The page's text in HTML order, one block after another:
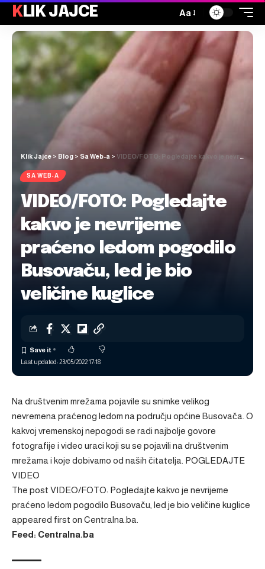
KLIK JAJCE Aa
Klik Jajce > Blog > Sa Web-a > VIDEO/FOTO: Pogledajte kakvo je nevrijeme praćeno ledom pogodilo Busovaču, led je bio veličine kuglice
SA WEB-A
VIDEO/FOTO: Pogledajte
kakvo je nevrijeme
praćeno ledom pogodilo
Busovaču, led je bio
veličine kuglice
Last updated: 23/05/2022 17:18
Na društvenim mrežama pojavile su snimke velikog
nevremena praćenog ledom na području općine Busovača. O
kakvoj vremenskoj nepogodi se radi najbolje govore
fotografije i video uraci koji su se pojavili na društvenim
mrežama i koje dobivamo od naših čitatelja. POGLEDAJTE
VIDEO
The post VIDEO/FOTO: Pogledajte kakvo je nevrijeme
praćeno ledom pogodilo Busovaču, led je bio veličine kuglice
appeared first on Centralna.ba
Feed: Centralna.ba